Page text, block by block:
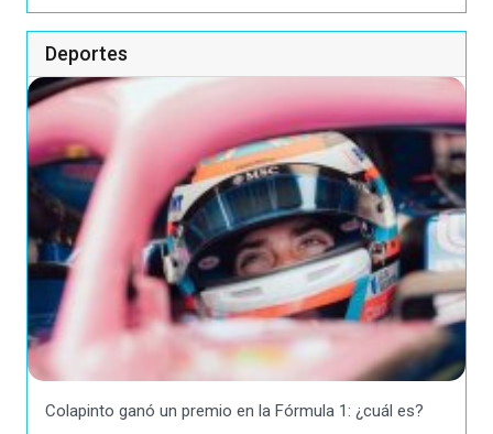
Deportes
Colapinto ganó un premio en la Fórmula 1: ¿cuál es?